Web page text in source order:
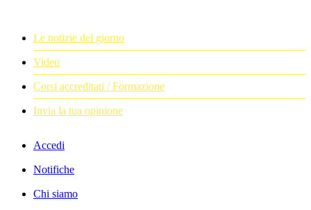
Le notizie del giorno
Video
Corsi accreditati / Formazione
Invia la tua opinione
Accedi
Notifiche
Chi siamo